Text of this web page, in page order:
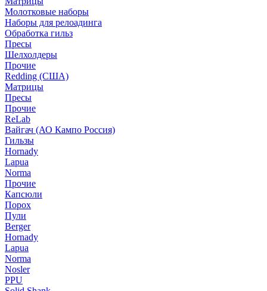
Молотковые наборы
Наборы для релоадинга
Обработка гильз
Пресы
Шелхолдеры
Прочие
Redding (США)
Матрицы
Пресы
Прочие
ReLab
Вайгач (АО Кампо Россия)
Гильзы
Hornady
Lapua
Norma
Прочие
Капсюли
Порох
Пули
Berger
Hornady
Lapua
Norma
Nosler
PPU